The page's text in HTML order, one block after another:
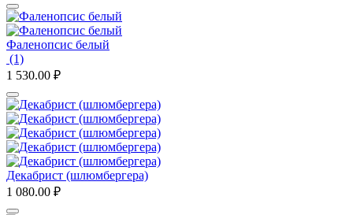
Фаленопсис белый
(1)
1 530.00 ₽
Декабрист (шлюмбергера)
1 080.00 ₽